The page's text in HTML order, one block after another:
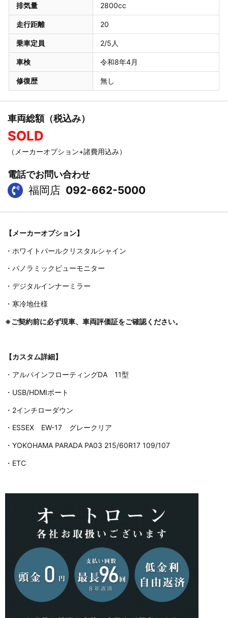
排気量 2800cc
走行距離 20
乗車定員 2/5人
車検 令和8年4月
修復歴 無し
車両総額（税込み）
SOLD
（メーカーオプション+諸費用込み）
電話でお問い合わせ
福岡店 092-662-5000
【メーカーオプション】
・ホワイトパールクリスタルシャイン
・パノラミックビューモニター
・デジタルインナーミラー
・寒冷地仕様
※ご契約前に必ず現車、車両評価証をご確認ください。
【カスタム詳細】
・アルパインフローティングDA 11型
・USB/HDMIポート
・2インチローダウン
・ESSEX EW-17 グレークリア
・YOKOHAMA PARADA PA03 215/60R17 109/107
・ETC